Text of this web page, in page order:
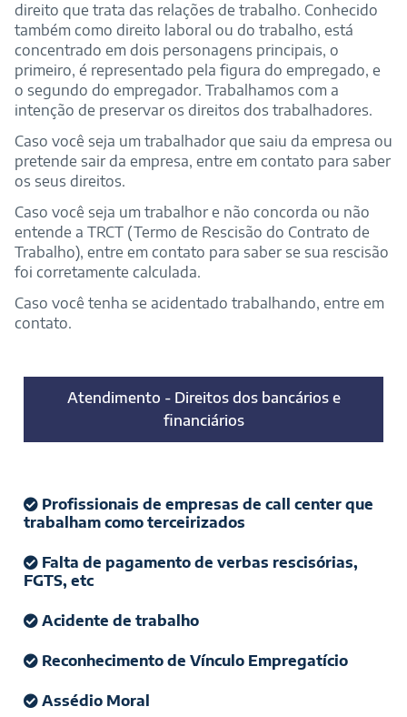
direito que trata das relações de trabalho. Conhecido
também como direito laboral ou do trabalho, está
concentrado em dois personagens principais, o
primeiro, é representado pela figura do empregado, e
o segundo do empregador. Trabalhamos com a
intenção de preservar os direitos dos trabalhadores.
Caso você seja um trabalhador que saiu da empresa ou
pretende sair da empresa, entre em contato para saber
os seus direitos.
Caso você seja um trabalhor e não concorda ou não
entende a TRCT (Termo de Rescisão do Contrato de
Trabalho), entre em contato para saber se sua rescisão
foi corretamente calculada.
Caso você tenha se acidentado trabalhando, entre em
contato.
Atendimento - Direitos dos bancários e
financiários
Profissionais de empresas de call center que
trabalham como terceirizados
Falta de pagamento de verbas rescisórias,
FGTS, etc
Acidente de trabalho
Reconhecimento de Vínculo Empregatício
Assédio Moral